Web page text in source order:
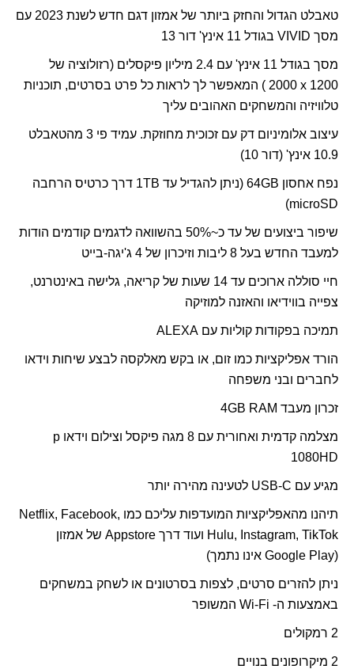
טאבלט הגדול והחזק ביותר של אמזון דגם חדש לשנת 2023 עם
מסך VIVID בגודל 11 אינץ' דור 13
מסך בגודל 11 אינץ' עם 2.4 מיליון פיקסלים (רזולוציה של
2000 x 1200 ) המאפשר לך לראות כל פרט בסרטים, תוכניות
טלוויזיה והמשחקים האהובים עליך
עיצוב אלומיניום דק עם זכוכית מחוזקת. עמיד פי 3 מהטאבלט
10.9 אינץ' (דור 10)
נפח אחסון 64GB (ניתן להגדיל עד TB1 דרך כרטיס הרחבה
microSD
)
שיפור ביצועים של עד כ~50% בהשוואה לדגמים קודמים הודות
למעבד החדש בעל 8 ליבות וזיכרון של 4 ג'יגה-בייט
חיי סוללה ארוכים עד 14 שעות של קריאה, גלישה באינטרנט,
צפייה בווידיאו והאזנה למוזיקה
תמיכה בפקודות קוליות עם ALEXA
הורד אפליקציות כמו זום, או בקש מאלקסה לבצע שיחות וידאו
לחברים ובני משפחה
זכרון מעבד GB RAM
4
מצלמה קדמית ואחורית עם 8 מגה פיקסל וצילום וידאו
p
HD
1080
מגיע עם USB-C לטעינה מהירה יותר
תיהנו מהאפליקציות המועדפות עליכם כמו Netflix, Facebook,
Hulu, Instagram, TikTok ועוד דרך Appstore של אמזון
(
Google Play אינו נתמך)
ניתן להזרים סרטים, לצפות בסרטונים או לשחק במשחקים
באמצעות ה- Wi-Fi המשופר
2 רמקולים
2 מיקרופונים בנויים